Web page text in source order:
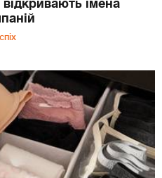
імена